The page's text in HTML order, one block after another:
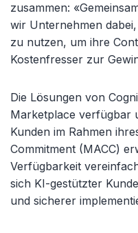
zusammen:
wir Unternehmen
zu nutzen, um ihre
Kostenfresser zur
Die Lösungen von
Marketplace verfügbar
Kunden im Rahmen
Commitment (MACC)
Verfügbarkeit
sich KI-gestützter
und sicherer